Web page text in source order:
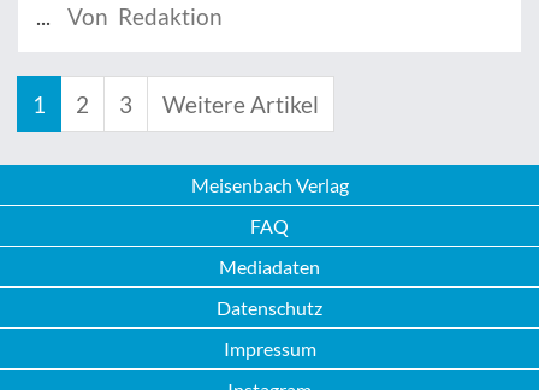
...
Von Redaktion
1 2 3 Weitere Artikel
Meisenbach Verlag
FAQ
Mediadaten
Datenschutz
Impressum